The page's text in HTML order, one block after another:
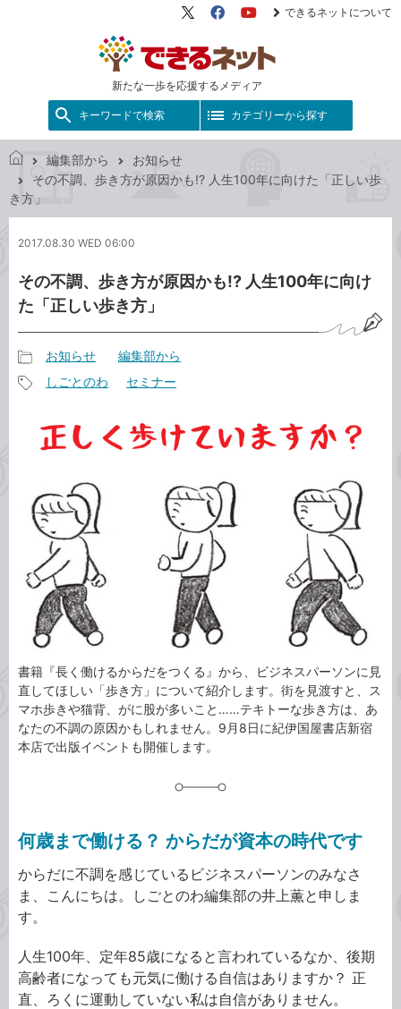
新たな一歩を応援するメディア
X（旧
FacebookYouTube
できるネットについて
キーワードで検索 カテゴリーから探す
で
き
ッ
編集部から
お知らせ
その不調、歩き方が原因かも!? 人生100年に向けた「正しい歩
き方」
2017.08.30 WED 06:00
その不調、歩き方が原因かも!? 人生100年に向け
た「正しい歩き方」
事
テ
お知らせ 編集部から
タ
しごとのわ セミナー
書籍『長く働けるからだをつくる』から、ビジネスパーソンに見
直してほしい「歩き方」について紹介します。街を見渡すと、ス
マホ歩きや猫背、がに股が多いこと……テキトーな歩き方は、あ
なたの不調の原因かもしれません。9月8日に紀伊国屋書店新宿
本店で出版イベントも開催します。
何歳まで働ける？ からだが資本の時代です
からだに不調を感じているビジネスパーソンのみなさ
ま、こんにちは。しごとのわ編集部の井上薫と申しま
す。
人生100年、定年85歳になると言われているなか、後期
高齢者になっても元気に働ける自信はありますか？ 正
直、ろくに運動していない私は自信がありません。